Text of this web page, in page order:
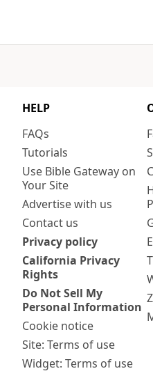
HELP
FAQs
Tutorials
Use Bible Gateway on
Your Site
Advertise with us
Contact us
Privacy policy
California Privacy
Rights
Do Not Sell My
Personal Information
Cookie notice
Site: Terms of use
Widget: Terms of use